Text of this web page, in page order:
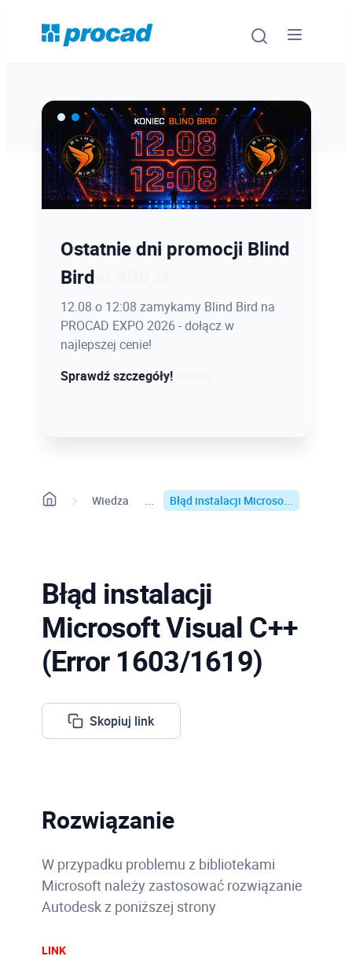
Ostatnie dni promocji Blind
Bird
12.08 o 12:08 zamykamy Blind Bird na
PROCAD EXPO 2026 - dołącz w
najlepszej cenie!
Sprawdź szczegóły!
Latem kursy CAD taniej
nawet 400 zł.
Zapisz się do końca sierpnia z rabatem
na szkolenia otwarte stacjonarnie lub
online!
Sprawdź dostępne terminy
Wiedza Błąd instalacji Microso...
Błąd instalacji
Microsoft Visual C++
(Error 1603/1619)
Skopiuj link
Rozwiązanie
W przypadku problemu z bibliotekami
Microsoft należy zastosować rozwiązanie
Autodesk z poniższej strony
LINK
Oprogramowanie
Szkolenia
Urządzenia i serwis